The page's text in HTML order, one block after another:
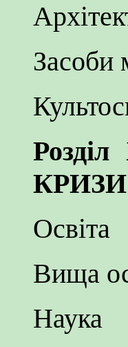
Засоби
Освіта
Вища
Наука